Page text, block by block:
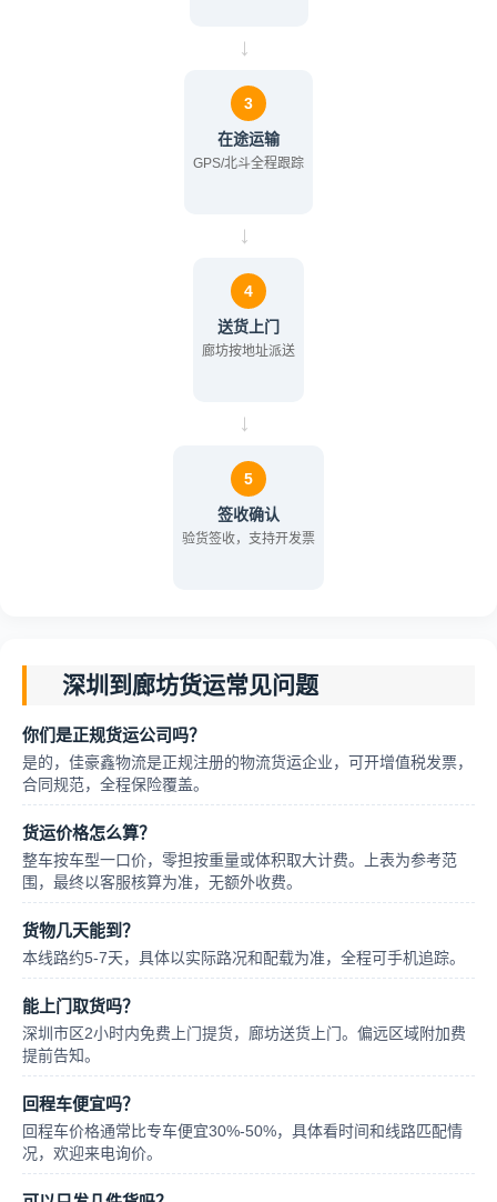
→
3
在途运输
GPS/北斗全程跟踪
→
4
送货上门
廊坊按地址派送
→
5
签收确认
验货签收，支持开发票
深圳到廊坊货运常见问题
你们是正规货运公司吗？
是的，佳豪鑫物流是正规注册的物流货运企业，可开增值税发票，
合同规范，全程保险覆盖。
货运价格怎么算？
整车按车型一口价，零担按重量或体积取大计费。上表为参考范
围，最终以客服核算为准，无额外收费。
货物几天能到？
本线路约5-7天，具体以实际路况和配载为准，全程可手机追踪。
能上门取货吗？
深圳市区2小时内免费上门提货，廊坊送货上门。偏远区域附加费
提前告知。
回程车便宜吗？
回程车价格通常比专车便宜30%-50%，具体看时间和线路匹配情
况，欢迎来电询价。